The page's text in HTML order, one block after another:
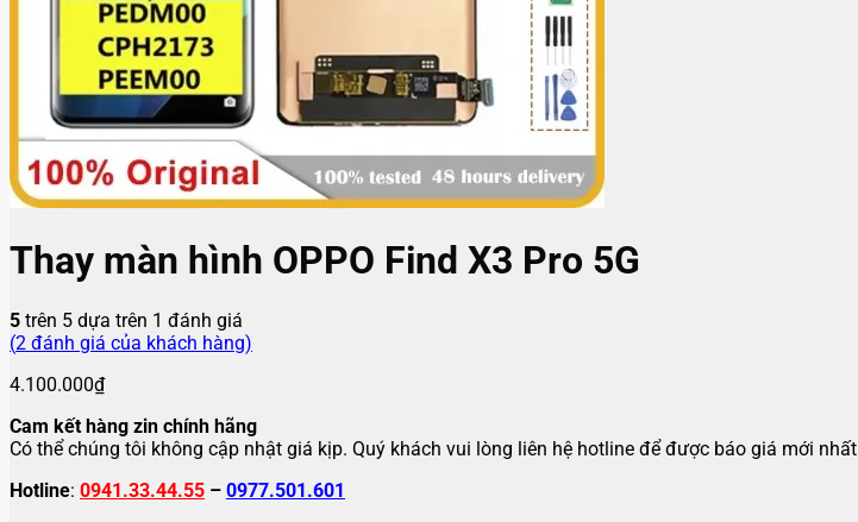
Thay màn hình OPPO Find X3 Pro 5G
5 trên 5 dựa trên 1 đánh giá
(2 đánh giá của khách hàng)
4.100.000₫
Cam kết hàng zin chính hãng
Có thể chúng tôi không cập nhật giá kịp. Quý khách vui lòng liên hệ hotline để được báo giá mới nhất
Hotline: 0941.33.44.55 – 0977.501.601